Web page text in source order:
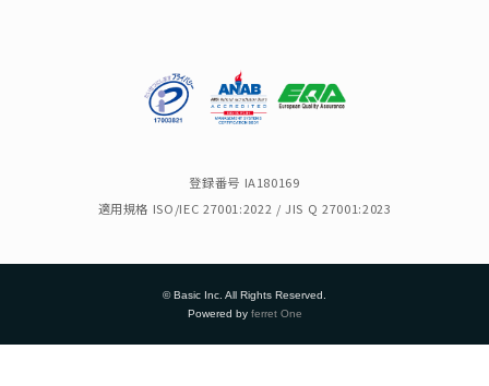
登録番号 IA180169
適用規格 ISO/IEC 27001:2022 / JIS Q 27001:2023
© Basic Inc. All Rights Reserved.
Powered by ferret One